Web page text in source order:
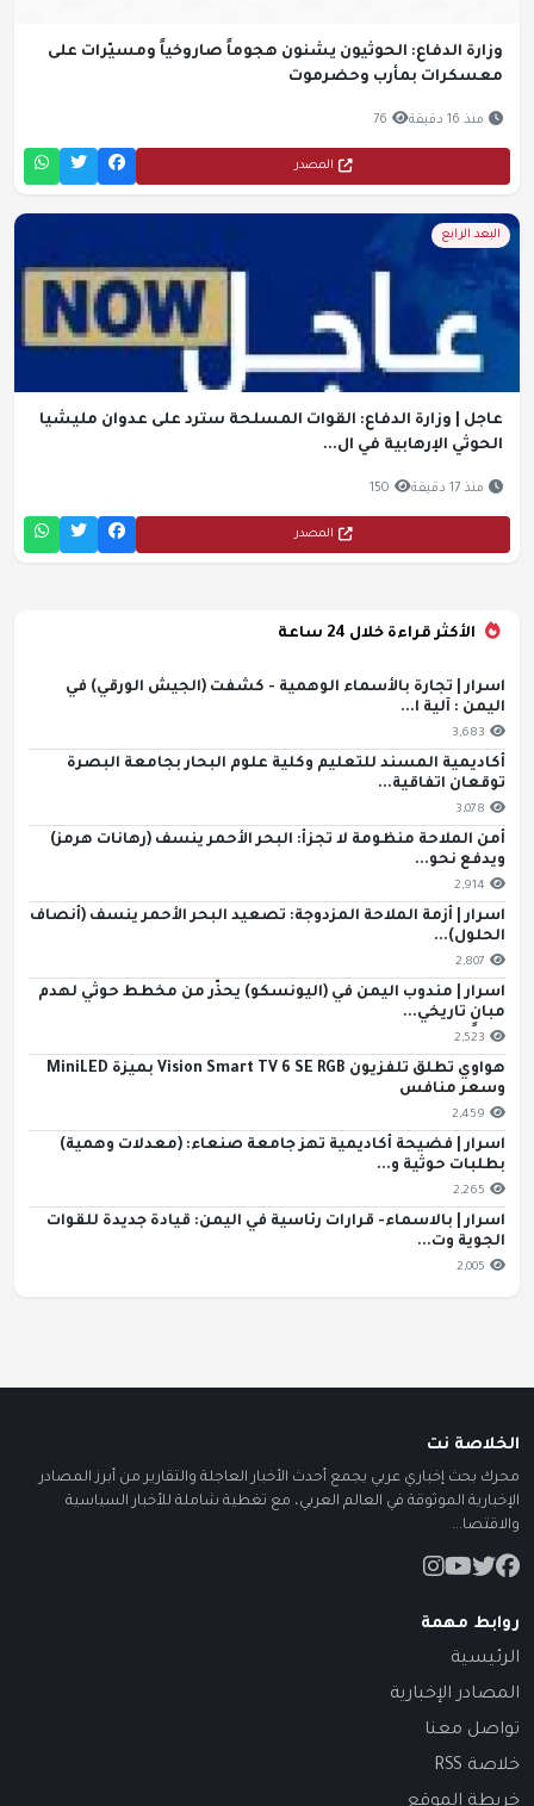
وزارة الدفاع: الحوثيون يشنون هجوماً صاروخياً ومسيّرات على
معسكرات بمأرب وحضرموت
منذ 16 دقيقة 76
المصدر
البعد الرابع
عاجل | وزارة الدفاع: القوات المسلحة سترد على عدوان مليشيا
الحوثي الإرهابية في ال...
منذ 17 دقيقة 150
المصدر
الأكثر قراءة خلال 24 ساعة
اسرار | تجارة بالأسماء الوهمية - كشفت (الجيش الورقي) في
اليمن : آلية ا...
3,683
أكاديمية المسند للتعليم وكلية علوم البحار بجامعة البصرة
توقعان اتفاقية...
3,078
أمن الملاحة منظومة لا تجزأ: البحر الأحمر ينسف (رهانات هرمز)
ويدفع نحو...
2,914
اسرار | أزمة الملاحة المزدوجة: تصعيد البحر الأحمر ينسف (أنصاف
الحلول)...
2,807
اسرار | مندوب اليمن في (اليونسكو) يحذّر من مخطط حوثي لهدم
مبانٍ تاريخي...
2,523
هواوي تطلق تلفزيون Vision Smart TV 6 SE RGB بميزة MiniLED
وسعر منافس
2,459
اسرار | فضيحة أكاديمية تهز جامعة صنعاء: (معدلات وهمية)
بطلبات حوثية و...
2,265
اسرار | بالاسماء- قرارات رئاسية في اليمن: قيادة جديدة للقوات
الجوية وت...
2,005
الخلاصة نت
محرك بحث إخباري عربي يجمع أحدث الأخبار العاجلة والتقارير من أبرز المصادر
الإخبارية الموثوقة في العالم العربي، مع تغطية شاملة للأخبار السياسية
والاقتصا...
روابط مهمة
الرئيسية
المصادر الإخبارية
تواصل معنا
خلاصة RSS